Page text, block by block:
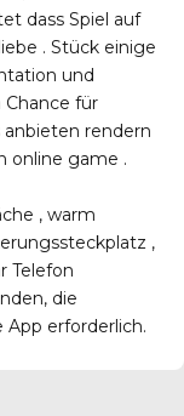
dass Spiel auf
. Stück einige
und
für
rendern
online game .
, warm
,
Telefon
die
erforderlich.